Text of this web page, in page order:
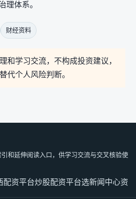
理体系。
财经资料
和学习交流，不构成投资建议，
代个人风险判断。
和延伸阅读入口，供学习交流与交叉核验使
配资平台炒股配资平台选新闻中心资